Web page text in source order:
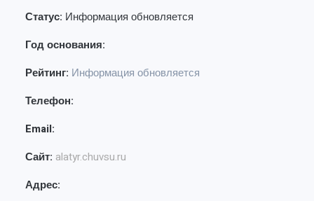
Статус: Информация обновляется
Год основания:
Рейтинг: Информация обновляется
Телефон:
Email:
Сайт: alatyr.chuvsu.ru
Адрес: